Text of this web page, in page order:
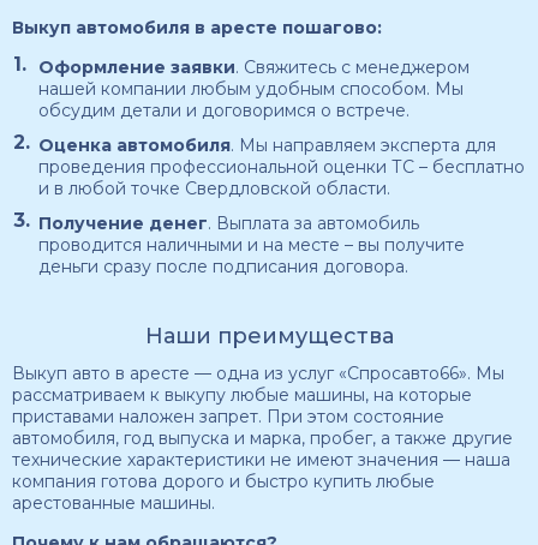
Выкуп автомобиля в аресте пошагово:
Оформление заявки. Свяжитесь с менеджером
нашей компании любым удобным способом. Мы
обсудим детали и договоримся о встрече.
Оценка автомобиля. Мы направляем эксперта для
проведения профессиональной оценки ТС – бесплатно
и в любой точке Свердловской области.
Получение денег. Выплата за автомобиль
проводится наличными и на месте – вы получите
деньги сразу после подписания договора.
Наши преимущества
Выкуп авто в аресте — одна из услуг «Спросавто66». Мы
рассматриваем к выкупу любые машины, на которые
приставами наложен запрет. При этом состояние
автомобиля, год выпуска и марка, пробег, а также другие
технические характеристики не имеют значения — наша
компания готова дорого и быстро купить любые
арестованные машины.